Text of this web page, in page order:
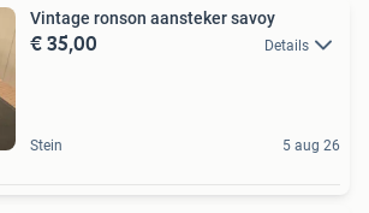
Vintage ronson aansteker savoy
€ 35,00 Details
Stein 5 aug 26